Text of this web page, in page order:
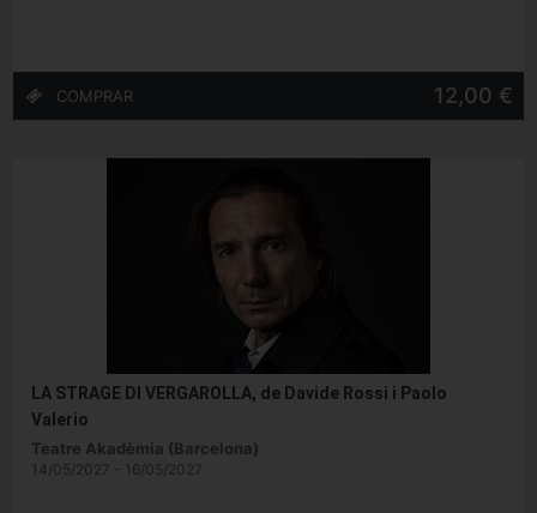
12,00 €
LA STRAGE DI VERGAROLLA, de Davide Rossi i Paolo
Valerio
Teatre Akadèmia (Barcelona)
14/05/2027 - 16/05/2027